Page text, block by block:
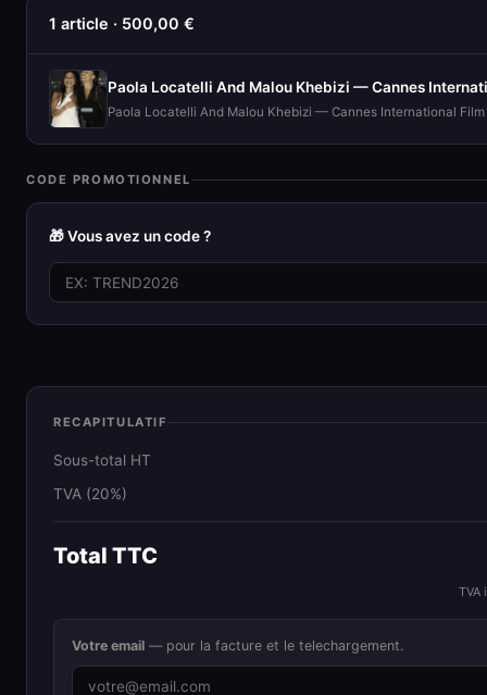
1 article · 500,00 €
Paola Locatelli And Malou Khebizi — Cannes International
CODE PROMOTIONNEL
🎁 Vous avez un code ?
RECAPITULATIF
Sous-total HT
TVA (20%)
Total TTC
TVA
Votre email — pour la facture et le telechargement.